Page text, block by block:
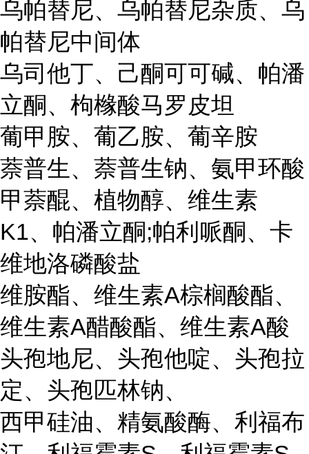
乌帕替尼、乌帕替尼杂质、乌
帕替尼中间体
乌司他丁、己酮可可碱、帕潘
立酮、枸橼酸马罗皮坦
葡甲胺、葡乙胺、葡辛胺
萘普生、萘普生钠、氨甲环酸
甲萘醌、植物醇、维生素
K1、帕潘立酮;帕利哌酮、卡
维地洛磷酸盐
维胺酯、维生素A棕榈酸酯、
维生素A醋酸酯、维生素A酸
头孢地尼、头孢他啶、头孢拉
定、头孢匹林钠、
西甲硅油、精氨酸酶、利福布